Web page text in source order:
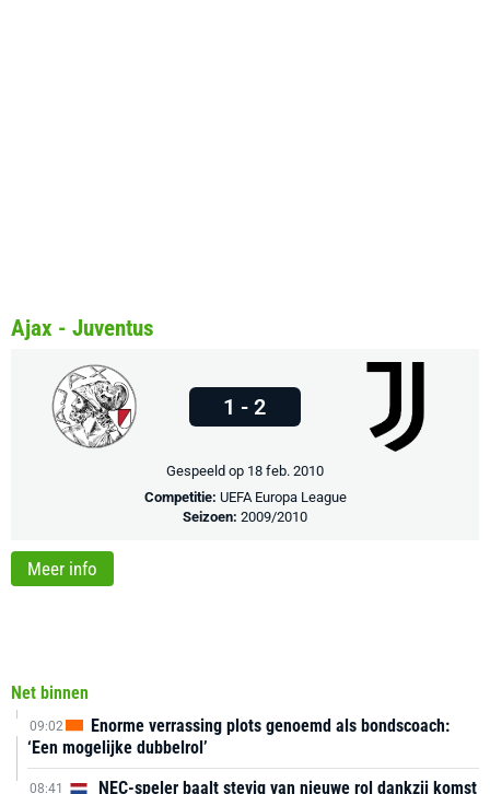
Net binnen
09:02
Enorme verrassing plots genoemd als bondscoach:
‘Een mogelijke dubbelrol’
08:41 NEC-speler baalt stevig van nieuwe rol dankzij komst
Ajax - Juventus
1 - 2
Gespeeld op 18 feb. 2010
Competitie: UEFA Europa League
Seizoen: 2009/2010
Meer info